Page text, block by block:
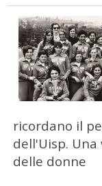
ricordano il
dell'Uisp.
delle donne